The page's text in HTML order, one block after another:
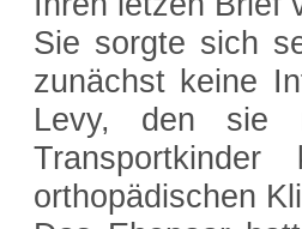
Sie sorgte sich
zunächst keine
Levy, den sie
orthopädischen